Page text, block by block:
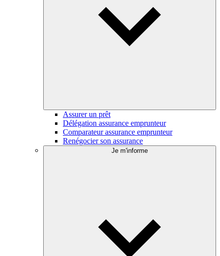
Assurer un prêt
Délégation assurance emprunteur
Comparateur assurance emprunteur
Renégocier son assurance
Je m'informe